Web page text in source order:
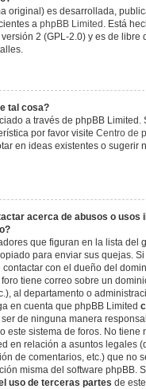
original) es desarrollada,
a phpBB Limited . Está
2 (GPL-2.0) y es de libre
tal cosa?
a través de phpBB Limited.
por favor visite Centro de
en ideas existentes o sugerir
acerca de abusos o usos
que figuran en la lista del
para enviar sus quejas.
con el dueño del
foro tiene correo sobre un
al departamento o
en cuenta que phpBB Limited
de ninguna manera
este sistema de foros. No tiene
en relación a asuntos legales
de comentarios, etc.) que no
misma del software phpBB.
uso de terceras partes de